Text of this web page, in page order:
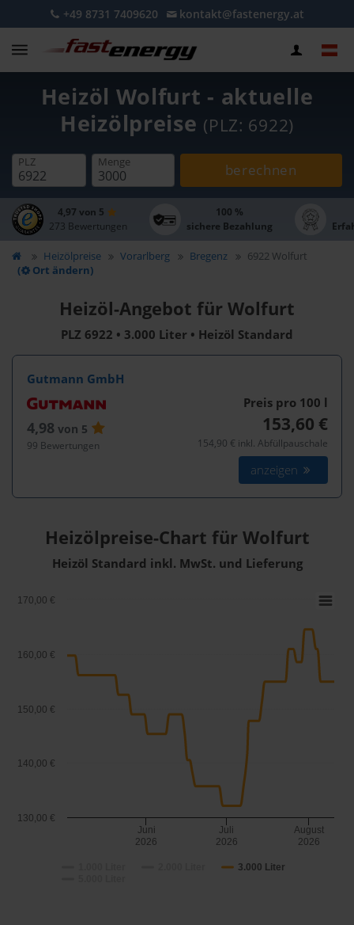
+49 8731 7409620 kontakt@fastenergy.at
Heizöl Wolfurt - aktuelle
Heizölpreise (PLZ: 6922)
PLZ Menge berechnen
4,97 von 5
273 Bewertungen
100 %
sichere Bezahlung
Heizölpreise Vorarlberg Bregenz
6922 Wolfurt
(
Ort ändern)
Heizöl-Angebot für Wolfurt
PLZ 6922 • 3.000 Liter • Heizöl Standard
Gutmann GmbH
4,98 von 5
99 Bewertungen
Preis pro 100 l
153,60 €
154,90 € inkl. Abfüllpauschale
anzeigen
Heizölpreise-Chart für Wolfurt
Heizöl Standard inkl. MwSt. und Lieferung
3.000 Liter
Juni
2026
Juli
2026
August
2026
130,00 €
140,00 €
150,00 €
160,00 €
170,00 €